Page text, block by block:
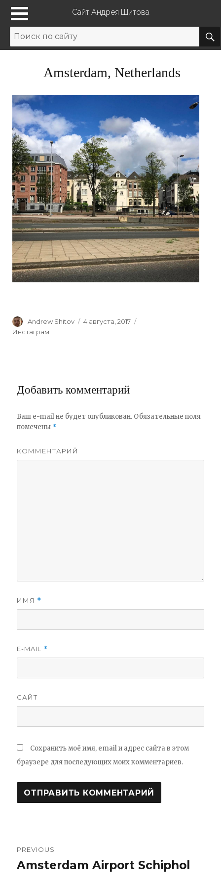
Сайт Андрея Шитова
Amsterdam, Netherlands
Author
Andrew Shitov
Posted
4 августа, 2017
Инстаграм
Добавить комментарий
Ваш e-mail не будет опубликован. Обязательные поля
помечены *
КОММЕНТАРИЙ
ИМЯ *
E-MAIL *
САЙТ
Сохранить моё имя, email и адрес сайта в этом
браузере для последующих моих комментариев.
Навигация
по
PREVIOUS
Previous
Amsterdam Airport Schiphol